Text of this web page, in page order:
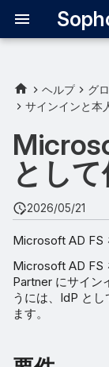
要件
Microsoft AD
URL
ヘルプ グ
サインインと本
とし
2026/05/21
Microsoft AD FS
Microsoft AD FS
Partner にサイン
うには、IdP と
ます。